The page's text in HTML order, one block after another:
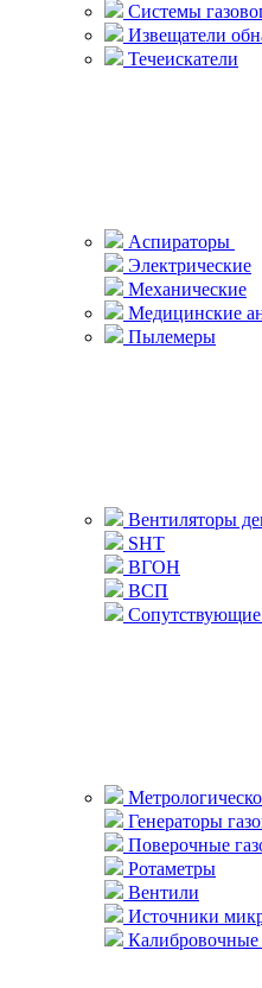
Системы
Извещатели
Течеискатели
Аспираторы
Электрические
Механические
Медицинские
Пылемеры
Вентиляторы
SHT
ВГОН
ВСП
Генераторы
Поверочные
Ротаметры
Вентили
Источники
Калибровочные